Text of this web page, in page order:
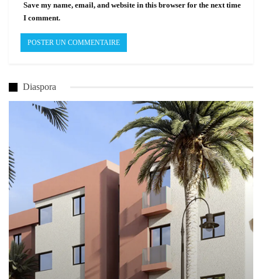
Save my name, email, and website in this browser for the next time
I comment.
Diaspora